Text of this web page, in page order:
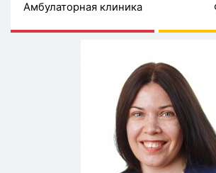
Амбулаторная клиника